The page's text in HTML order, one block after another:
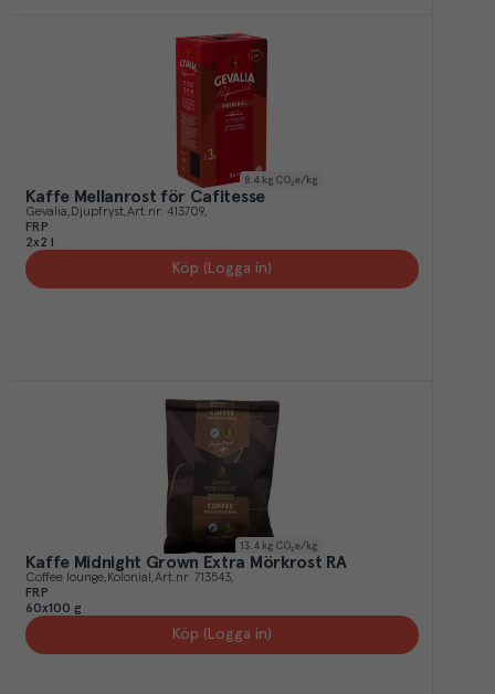
8.4 kg CO₂e/kg
Kaffe Mellanrost för Cafitesse
Gevalia Djupfryst Art.nr. 413709
FRP
2x2 l
Köp (Logga in)
13.4 kg CO₂e/kg
Kaffe Midnight Grown Extra Mörkrost RA
Coffee lounge Kolonial Art.nr. 713543
FRP
60x100 g
Köp (Logga in)